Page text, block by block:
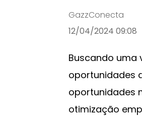
GazzConecta
12/04/2024 09:08
Buscando uma
oportunidades
oportunidades
otimização